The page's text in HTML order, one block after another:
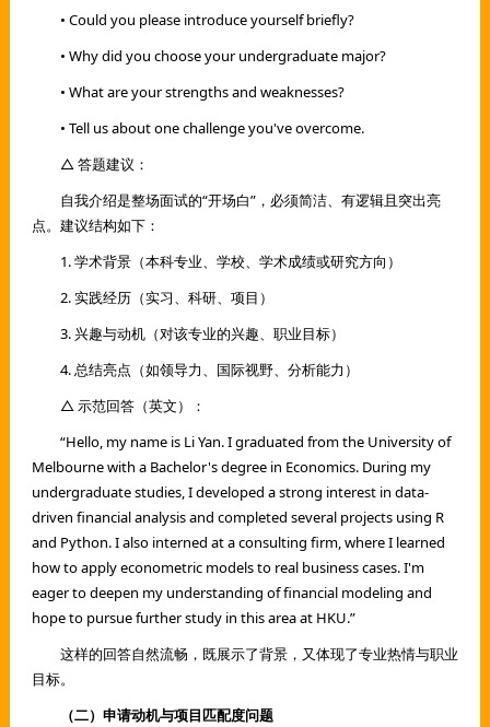
• Could you please introduce yourself briefly?
• Why did you choose your undergraduate major?
• What are your strengths and weaknesses?
• Tell us about one challenge you've overcome.
△ 答题建议：
自我介绍是整场面试的“开场白”，必须简洁、有逻辑且突出亮
点。建议结构如下：
1. 学术背景（本科专业、学校、学术成绩或研究方向）
2. 实践经历（实习、科研、项目）
3. 兴趣与动机（对该专业的兴趣、职业目标）
4. 总结亮点（如领导力、国际视野、分析能力）
△ 示范回答（英文）：
“Hello, my name is Li Yan. I graduated from the University of
Melbourne with a Bachelor's degree in Economics. During my
undergraduate studies, I developed a strong interest in data-
driven financial analysis and completed several projects using R
and Python. I also interned at a consulting firm, where I learned
how to apply econometric models to real business cases. I'm
eager to deepen my understanding of financial modeling and
hope to pursue further study in this area at HKU.”
这样的回答自然流畅，既展示了背景，又体现了专业热情与职业
目标。
（二）申请动机与项目匹配度问题